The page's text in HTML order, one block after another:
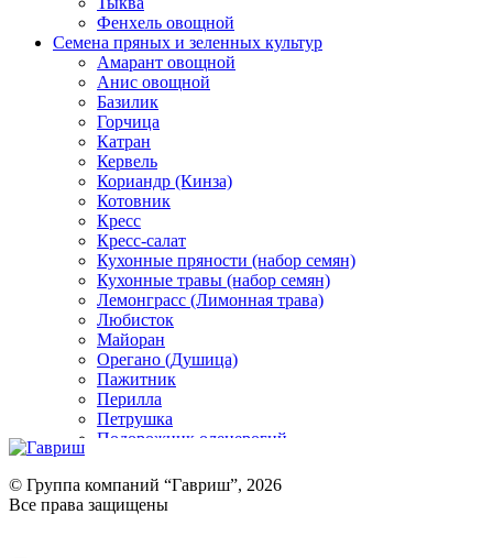
Фенхель овощной
Семена пряных и зеленных культур
Амарант овощной
Анис овощной
Базилик
Горчица
Катран
Кервель
Кориандр (Кинза)
Котовник
Кресс
Кресс-салат
Кухонные пряности (набор семян)
Кухонные травы (набор семян)
Лемонграсс (Лимонная трава)
Любисток
Майоран
Орегано (Душица)
Пажитник
Перилла
Петрушка
Подорожник оленерогий
Ревень
Рукола
Рута
© Группа компаний “Гавриш”, 2026
Все права защищены